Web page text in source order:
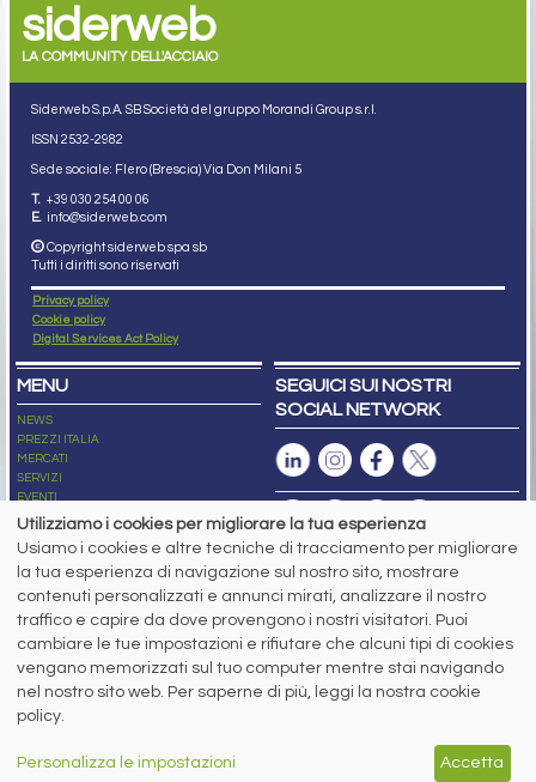
siderweb
LA COMMUNITY DELL'ACCIAIO
Siderweb S.p.A. SB Società del gruppo Morandi Group s.r.l.
ISSN 2532-2982
Sede sociale: Flero (Brescia) Via Don Milani 5
T. +39 030 254 00 06
E. info@siderweb.com
Copyright siderweb spa sb
Tutti i diritti sono riservati
Privacy policy
Cookie policy
Digital Services Act Policy
MENU
NEWS
PREZZI ITALIA
MERCATI
SERVIZI
EVENTI
ABBONAMENTI
NEWSLETTER
SEGUICI SUI NOSTRI
SOCIAL NETWORK
Capitale Sociale: 190.000€ interamente versato
Registro delle Imprese di Brescia
Codice Fiscale e Partita I.V.A.:IT03562320170
R.E.A. n. 419331
www.siderweb.com: Autorizzazione del Tribunale di Brescia n. 11/2004 del 17
marzo 2004, Iscrizione al R.O.C. n. 26116.
Direttrice Responsabile:
Elisa Bonomelli
Stefano Gennari
Utilizziamo i cookies per migliorare la tua esperienza
Usiamo i cookies e altre tecniche di tracciamento per migliorare
la tua esperienza di navigazione sul nostro sito, mostrare
contenuti personalizzati e annunci mirati, analizzare il nostro
traffico e capire da dove provengono i nostri visitatori. Puoi
cambiare le tue impostazioni e rifiutare che alcuni tipi di cookies
vengano memorizzati sul tuo computer mentre stai navigando
nel nostro sito web. Per saperne di più, leggi la nostra cookie
policy.
Personalizza le impostazioni Accetta